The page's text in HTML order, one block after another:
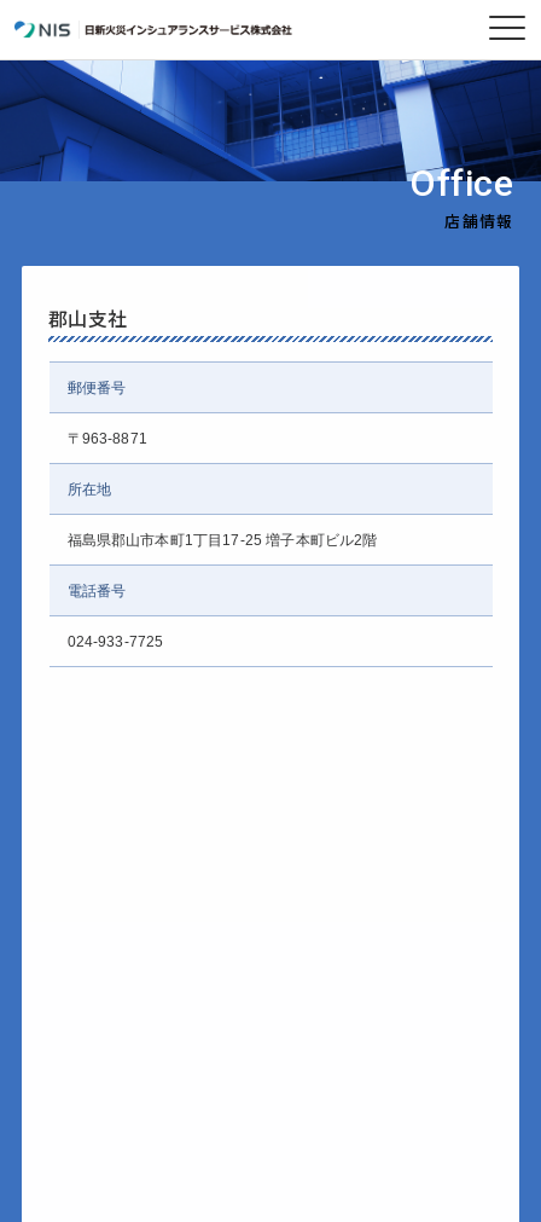
Office
店舗情報
郡山支社
郵便番号
〒963-8871
所在地
福島県郡山市本町1丁目17-25 増子本町ビル2階
電話番号
024-933-7725